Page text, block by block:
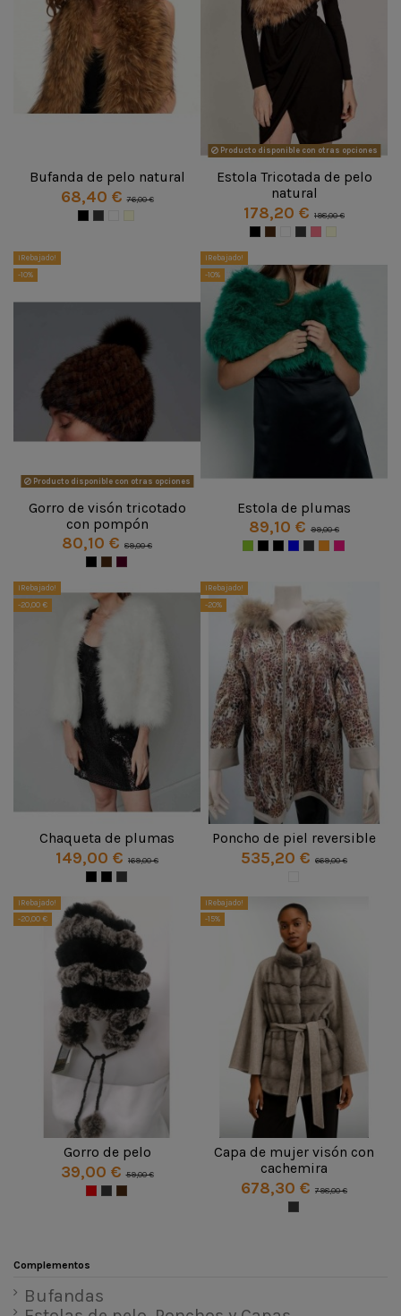
Bufanda de pelo natural
68,40 €76,00 €
Producto disponible con otras opciones
Estola Tricotada de pelo
natural
178,20 € 198,00 €
¡Rebajado!
-10%
Producto disponible con otras opciones
Gorro de visón tricotado
con pompón
80,10 € 89,00 €
¡Rebajado!
-10%
Estola de plumas
89,10 € 99,00 €
¡Rebajado!
-20,00 €
Chaqueta de plumas
149,00 € 169,00 €
¡Rebajado!
-20%
Poncho de piel reversible
535,20 € 669,00 €
¡Rebajado!
-20,00 €
Gorro de pelo
39,00 €59,00 €
¡Rebajado!
-15%
Capa de mujer visón con
cachemira
678,30 € 798,00 €
Complementos
Bufandas